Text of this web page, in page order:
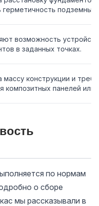
герметичность подземных
возможность
в заданных точках.
массу конструкции и
композитных панелей или
по нормам
о сборе
мы рассказывали в